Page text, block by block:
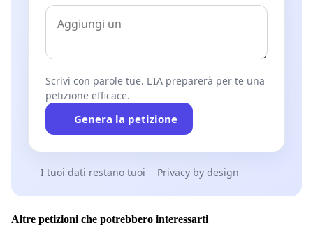
Scrivi con parole tue. L'IA preparerà per te una
petizione efficace.
Genera la petizione
I tuoi dati restano tuoi Privacy by design
Altre petizioni che potrebbero interessarti